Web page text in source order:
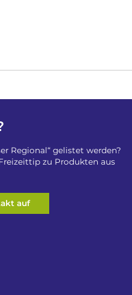
Regional“ gelistet werden?
zu Produkten aus
auf